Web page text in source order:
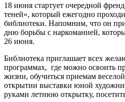
18 июня стартует очередной
теней», который ежегодно
библиотеки. Напомним, что он
дню борьбы с наркоманией,
26 июня.
Библиотека приглашает всех
программах, где можно освоить
жизни, обучиться приемам
открытии выставки юной
руками летнюю открытку,